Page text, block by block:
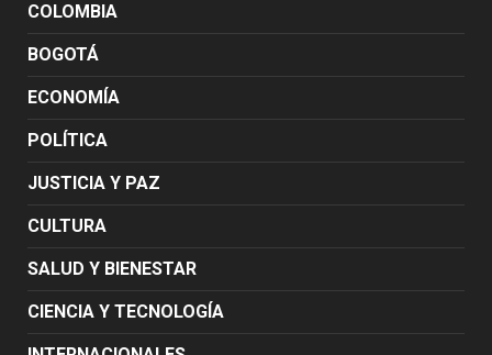
COLOMBIA
BOGOTÁ
ECONOMÍA
POLÍTICA
JUSTICIA Y PAZ
CULTURA
SALUD Y BIENESTAR
CIENCIA Y TECNOLOGÍA